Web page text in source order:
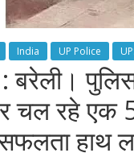
India UP Police
चल रहे
हाथ